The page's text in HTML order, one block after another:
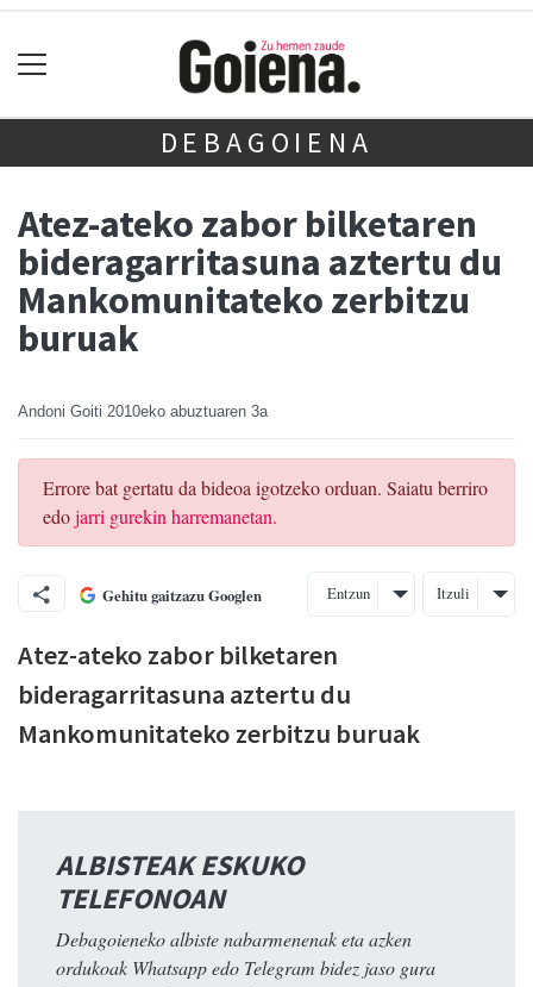
DEBAGOIENA
Atez-ateko zabor bilketaren
bideragarritasuna aztertu du
Mankomunitateko zerbitzu
buruak
Andoni Goiti 2010eko abuztuaren 3a
Errore bat gertatu da bideoa igotzeko orduan. Saiatu berriro
edojarri gurekin harremanetan.
Gehitu gaitzazu Googlen Entzun Itzuli
Atez-ateko zabor bilketaren
bideragarritasuna aztertu du
Mankomunitateko zerbitzu buruak
ALBISTEAK ESKUKO
TELEFONOAN
Debagoieneko albiste nabarmenenak eta azken
ordukoak Whatsapp edo Telegram bidez jaso gura